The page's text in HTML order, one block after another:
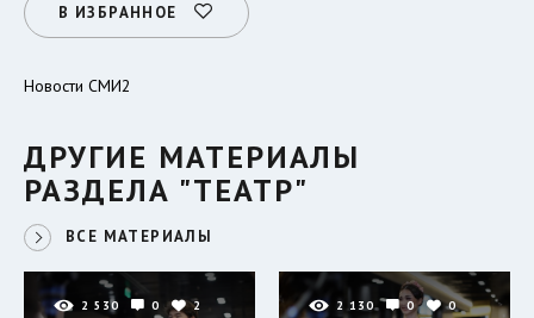
В ИЗБРАННОЕ
Новости СМИ2
ДРУГИЕ МАТЕРИАЛЫ
РАЗДЕЛА "ТЕАТР"
ВСЕ МАТЕРИАЛЫ
2 530 0 2 2 130 0 0